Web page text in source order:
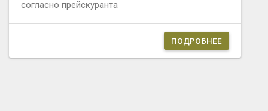
согласно прейскуранта
ПОДРОБНЕЕ